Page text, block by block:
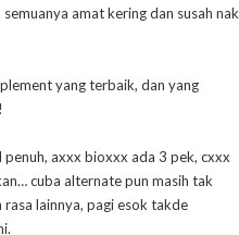
amat kering dan susah nak
yang terbaik, dan yang
axxx bioxxx ada 3 pek, cxxx
cuba alternate pun masih tak
lainnya, pagi esok takde